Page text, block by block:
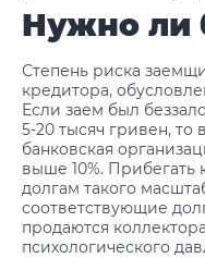
Нужно ли
Степень риска
кредитора,
Если заем был
5-20 тысяч гривен, то
банковская
выше 10%. Прибегать
долгам такого
соответствующие
продаются
психологического